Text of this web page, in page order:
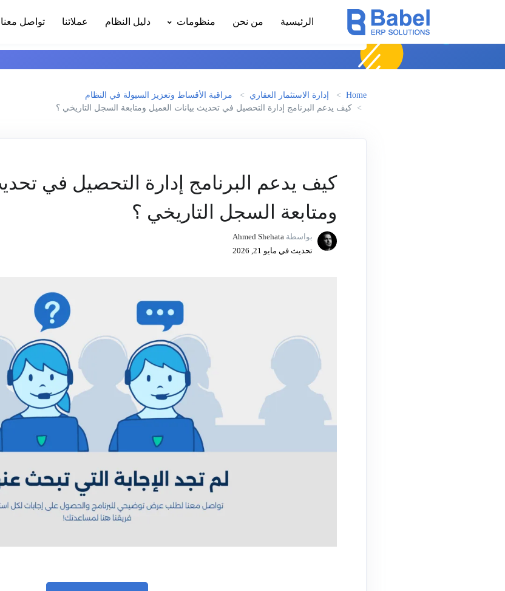
الرئيسية من نحن منظومات دليل النظام عملائنا تواصل معنا
Home إدارة الاستثمار العقاري
مراقبة الأقساط وتعزيز السيولة في النظام
كيف يدعم البرنامج إدارة التحصيل في تحديث بيانات العميل ومتابعة السجل التاريخي ؟
كيف يدعم البرنامج إدارة التحصيل في
ومتابعة السجل التاريخي ؟
بواسطة
تحديث في مايو 21, 2026